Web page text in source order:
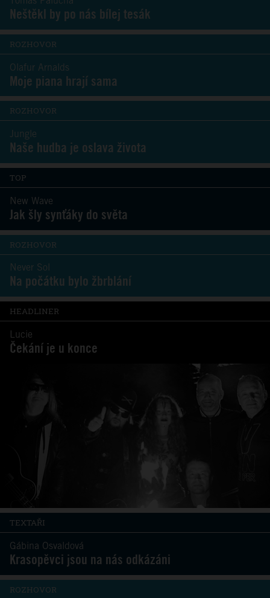
Neštěkl by po nás bílej tesák
ROZHOVOR
Olafur Arnalds
Moje piana hrají sama
ROZHOVOR
Jungle
Naše hudba je oslava života
TOP
New Wave
Jak šly synťáky do světa
ROZHOVOR
Never Sol
Na počátku bylo žbrblání
HEADLINER
Lucie
Čekání je u konce
TEXTAŘI
Gábina Osvaldová
Krasopěvci jsou na nás odkázáni
ROZHOVOR